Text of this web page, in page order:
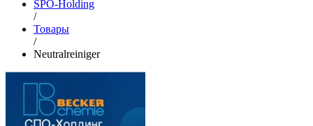
SPO-Holding
/
Товары
/
Neutralreiniger